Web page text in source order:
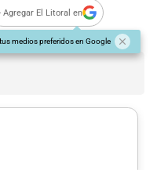
Agregar El Litoral en
medios preferidos en Google